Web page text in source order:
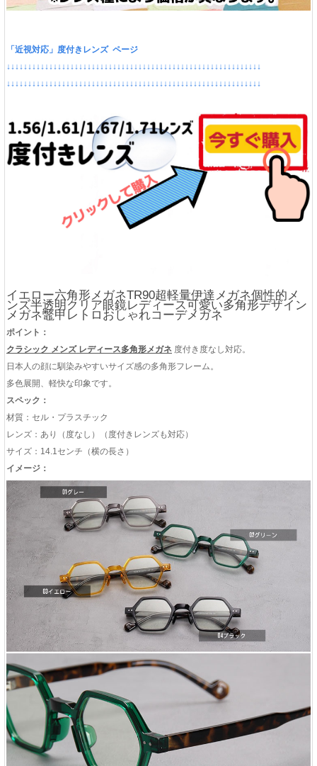
「近視対応」度付きレンズ ページ
↓↓↓↓↓↓↓↓↓↓↓↓↓↓↓↓↓↓↓↓↓↓↓↓↓↓↓↓↓↓↓↓↓↓↓↓↓↓↓↓↓↓↓↓↓↓↓↓↓↓↓↓↓↓↓↓↓↓↓↓
↓↓↓↓↓↓↓↓↓↓↓↓↓↓↓↓↓↓↓↓↓↓↓↓↓↓↓↓↓↓↓↓↓↓↓↓↓↓↓↓↓↓↓↓↓↓↓↓↓↓↓↓↓↓↓↓↓↓↓↓
イエロー六角形メガネTR90超軽量伊達メガネ個性的メ
ンズ半透明クリア眼鏡レディース可愛い多角形デザイン
メガネ鼈甲レトロおしゃれコーデメガネ
ポイント：
クラシック メンズ レディース多角形メガネ 度付き度なし対応。
日本人の顔に馴染みやすいサイズ感の多角形フレーム。
多色展開、軽快な印象です。
スペック：
材質：セル・プラスチック
レンズ：あり（度なし）（度付きレンズも対応）
サイズ：14.1センチ（横の長さ）
イメージ：